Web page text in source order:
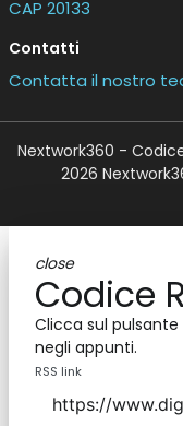
CAP 20133
Contatti
Contatta il nostro
Nextwork360 -
2026
close
Codice
Clicca sul pulsante
negli appunti.
RSS link